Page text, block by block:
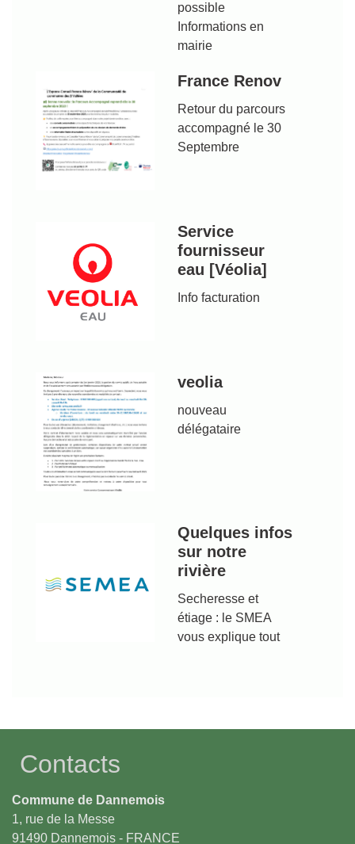
possible
Informations en
mairie
France Renov
Retour du parcours
accompagné le 30
Septembre
Service
fournisseur
eau [Véolia]
Info facturation
veolia
nouveau
délégataire
Quelques infos
sur notre
rivière
Secheresse et
étiage : le SMEA
vous explique tout
Contacts
Commune de Dannemois
1, rue de la Messe
91490 Dannemois - FRANCE